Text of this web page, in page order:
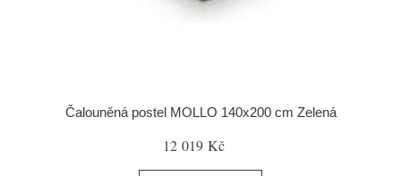
Čalouněná postel MOLLO 140x200 cm Zelená
12 019 Kč